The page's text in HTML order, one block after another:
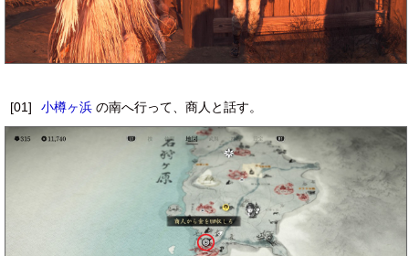
[01] 小樽ヶ浜の南へ行って、商人と話す。